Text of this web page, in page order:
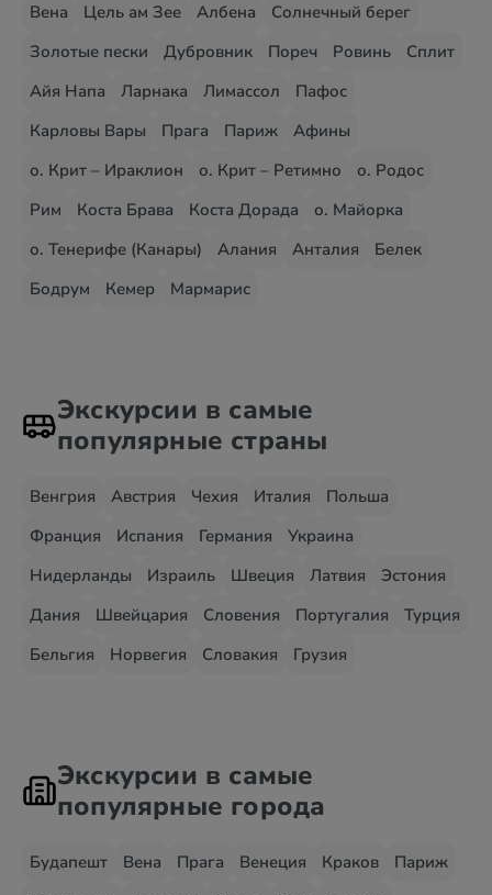
Вена
Цель ам Зее Албена
Солнечный берег
Золотые пески
Дубровник Пореч Ровинь
Сплит
Айя Напа
Ларнака Лимассол
Пафос
Карловы Вары
Прага Париж
Афины
о. Крит – Ираклион
о. Крит – Ретимно
о. Родос
Рим
Коста Брава Коста Дорада
о. Майорка
о. Тенерифе (Канары)
Алания Анталия
Белек
Бодрум
Кемер Мармарис
Экскурсии в самые
популярные страны
Венгрия Австрия Чехия Италия
Польша
Франция
Испания Германия
Украина
Нидерланды
Израиль Швеция Латвия
Эстония
Дания
Швейцария Словения Португалия
Турция
Бельгия
Норвегия Словакия Грузия
Экскурсии в самые
популярные города
Будапешт Вена Прага Венеция Краков
Париж